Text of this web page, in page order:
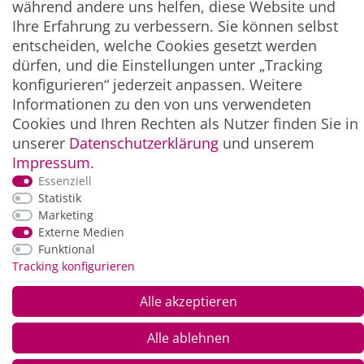
ZAHLUNG & VERSAND
*Alle Preise inkl. der gesetzl. MwSt. zzgl.
und Versandkosten
während andere uns helfen, diese Website und
Ihre Erfahrung zu verbessern. Sie können selbst
entscheiden, welche Cookies gesetzt werden
dürfen, und die Einstellungen unter „Tracking
konfigurieren“ jederzeit anpassen. Weitere
Informationen zu den von uns verwendeten
Cookies und Ihren Rechten als Nutzer finden Sie in
unserer Daten­schutz­erklärung und unserem
Impressum.
Essenziell
Statistik
Marketing
Externe Medien
Funktional
Tracking konfigurieren
Alle akzeptieren
Alle ablehnen
© Copyright 2026 Alle Rechte vorbehalten. |webshop by